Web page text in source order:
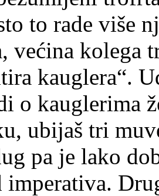
to rade više
većina kolega
kauglera“.
o kauglerima
ubijaš tri
pa je lako
imperativa.